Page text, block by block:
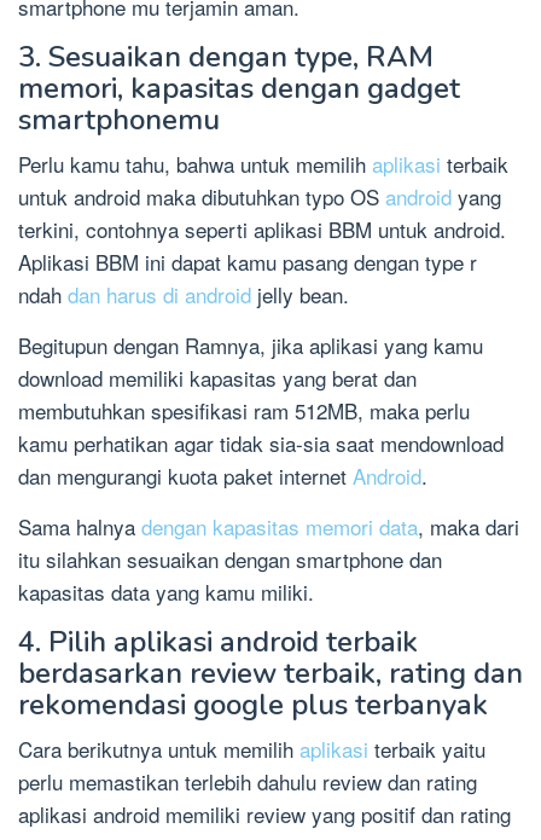
smartphone mu terjamin aman.
3. Sesuaikan dengan type, RAM
memori, kapasitas dengan gadget
smartphonemu
Perlu kamu tahu, bahwa untuk memilih aplikasi terbaik
untuk android maka dibutuhkan typo OS android yang
terkini, contohnya seperti aplikasi BBM untuk android.
Aplikasi BBM ini dapat kamu pasang dengan type r
ndah dan harus di android jelly bean.
Begitupun dengan Ramnya, jika aplikasi yang kamu
download memiliki kapasitas yang berat dan
membutuhkan spesifikasi ram 512MB, maka perlu
kamu perhatikan agar tidak sia-sia saat mendownload
dan mengurangi kuota paket internet Android.
Sama halnya dengan kapasitas memori data, maka dari
itu silahkan sesuaikan dengan smartphone dan
kapasitas data yang kamu miliki.
4. Pilih aplikasi android terbaik
berdasarkan review terbaik, rating dan
rekomendasi google plus terbanyak
Cara berikutnya untuk memilih aplikasi terbaik yaitu
perlu memastikan terlebih dahulu review dan rating
aplikasi android memiliki review yang positif dan rating